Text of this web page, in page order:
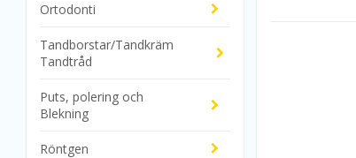
Ortodonti
Tandborstar/Tandkräm
Tandtråd
Puts, polering och
Blekning
Röntgen